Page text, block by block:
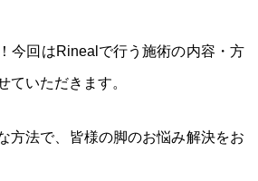
今回はRinealで行う施術の内容・方
ていただきます。
方法で、皆様の脚のお悩み解決をお